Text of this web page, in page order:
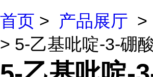
首页 > 产品展厅 >
> 5-乙基吡啶-3-硼